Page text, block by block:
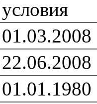
условия
01.03.2008
22.06.2008
01.01.1980